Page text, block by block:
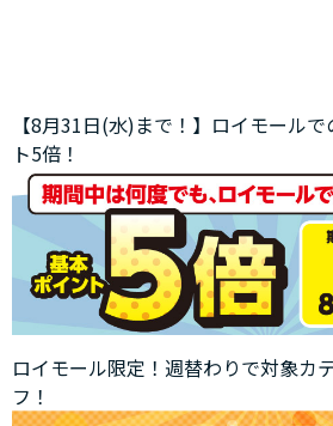
【8月31日(水)まで！】ロイモール
ト5倍！
ロイモール限定！週替わりで対象カ
フ！